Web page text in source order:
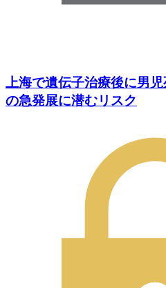
上海で遺伝子治療後に男
の急発展に潜むリスク